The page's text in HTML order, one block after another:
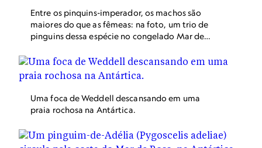
Entre os pinquins-imperador, os machos são
maiores do que as fêmeas: na foto, um trio de
pinguins dessa espécie no congelado Mar de
Uma foca de Weddell descansando em uma
praia rochosa na Antártica.